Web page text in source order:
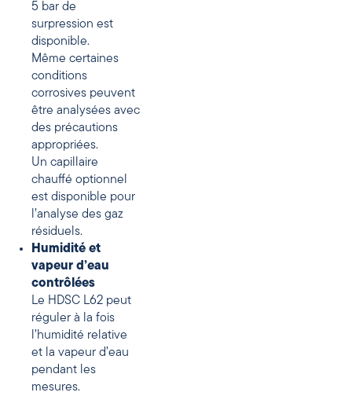
5 bar de
surpression est
disponible.
Même certaines
conditions
corrosives peuvent
être analysées avec
des précautions
appropriées.
Un capillaire
chauffé optionnel
est disponible pour
l’analyse des gaz
résiduels.
Humidité et
vapeur d’eau
contrôlées
Le HDSC L62 peut
réguler à la fois
l’humidité relative
et la vapeur d’eau
pendant les
mesures.